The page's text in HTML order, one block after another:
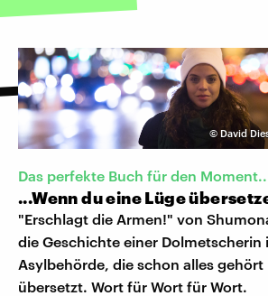
© David
Das perfekte Buch für den
...Wenn du eine Lüge
"Erschlagt die Armen!" von
die Geschichte einer Dolmetscherin
Asylbehörde, die schon alles gehört
übersetzt. Wort für Wort für Wort.